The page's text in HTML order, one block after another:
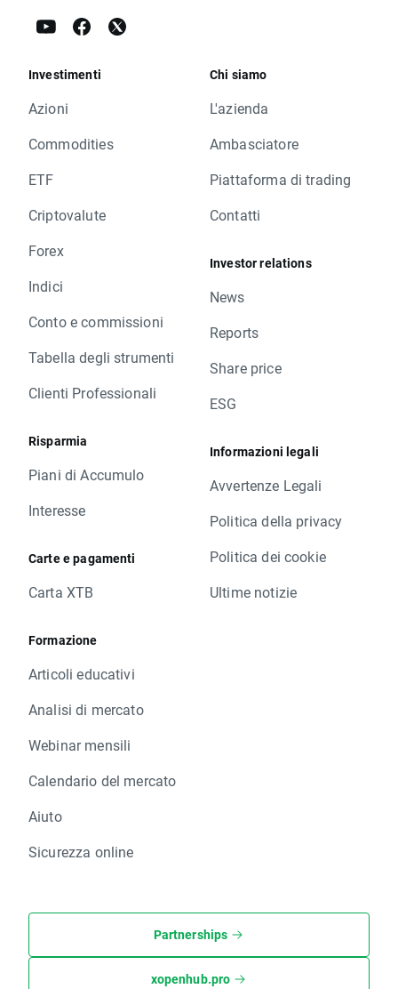
Investimenti
Azioni
Commodities
ETF
Criptovalute
Forex
Indici
Conto e commissioni
Tabella degli strumenti
Clienti Professionali
Risparmia
Piani di Accumulo
Interesse
Carte e pagamenti
Carta XTB
Formazione
Articoli educativi
Analisi di mercato
Webinar mensili
Calendario del mercato
Aiuto
Sicurezza online
Chi siamo
L'azienda
Ambasciatore
Piattaforma di trading
Contatti
Investor relations
News
Reports
Share price
ESG
Informazioni legali
Avvertenze Legali
Politica della privacy
Politica dei cookie
Ultime notizie
Partnerships
xopenhub.pro